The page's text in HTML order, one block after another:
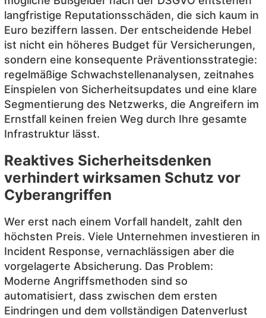
langfristige Reputationsschäden, die sich kaum in
Euro beziffern lassen. Der entscheidende Hebel
ist nicht ein höheres Budget für Versicherungen,
sondern eine konsequente Präventionsstrategie:
regelmäßige Schwachstellenanalysen, zeitnahes
Einspielen von Sicherheitsupdates und eine klare
Segmentierung des Netzwerks, die Angreifern im
Ernstfall keinen freien Weg durch Ihre gesamte
Infrastruktur lässt.
Reaktives Sicherheitsdenken
verhindert wirksamen Schutz vor
Cyberangriffen
Wer erst nach einem Vorfall handelt, zahlt den
höchsten Preis. Viele Unternehmen investieren in
Incident Response, vernachlässigen aber die
vorgelagerte Absicherung. Das Problem:
Moderne Angriffsmethoden sind so
automatisiert, dass zwischen dem ersten
Eindringen und dem vollständigen Datenverlust